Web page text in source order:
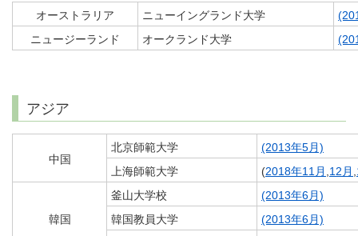
オーストラリア ニューイングランド大学
ニュージーランド
オークランド大学
アジア
中国
北京師範大学
(2013年5月)
上海師範大学
(2018年11月 12月
韓国
釜山大学校
(2013年6月)
韓国教員大学
(2013年6月)